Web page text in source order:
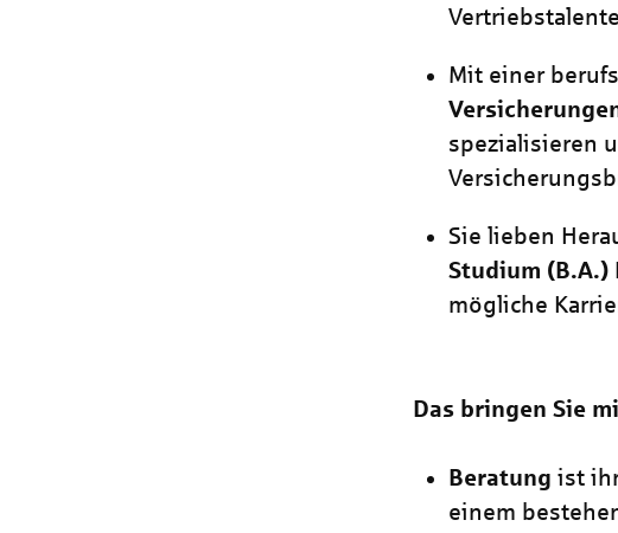
Mit einer
spezialisieren
Sie lieben
Studium
mögliche
Das bringen Sie
Beratung ist
einem